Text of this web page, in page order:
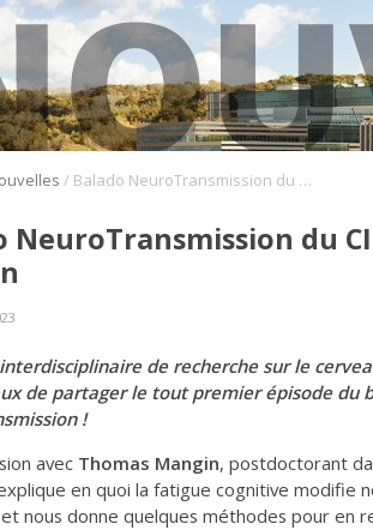
/ Balado NeuroTransmission du CIRCA avec Thomas Mangin
NeuroTransmission du
de recherche sur le
de partager le tout premier épisode du
!
avec Thomas Mangin, postdoctorant
en quoi la fatigue cognitive modifie
nous donne quelques méthodes pour en